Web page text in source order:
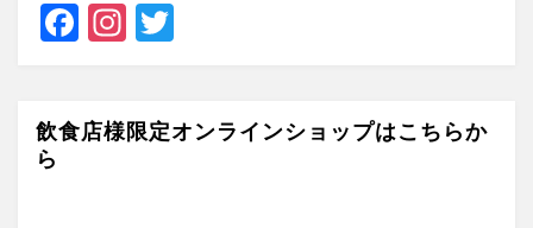
F
e
In
gr er
飲食店様限定オンラインショップはこちらか
ら